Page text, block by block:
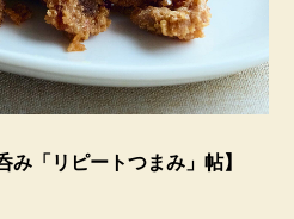
み「リピートつまみ」帖】